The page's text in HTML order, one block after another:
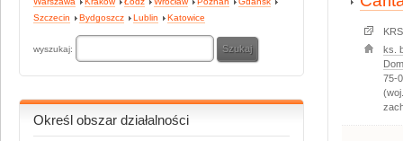
Szczecin
Bydgoszcz Lublin Katowice
wyszukaj:
Określ obszar działalności
ks.
75-
(woj.